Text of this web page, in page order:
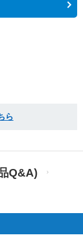
ら
Q&A)